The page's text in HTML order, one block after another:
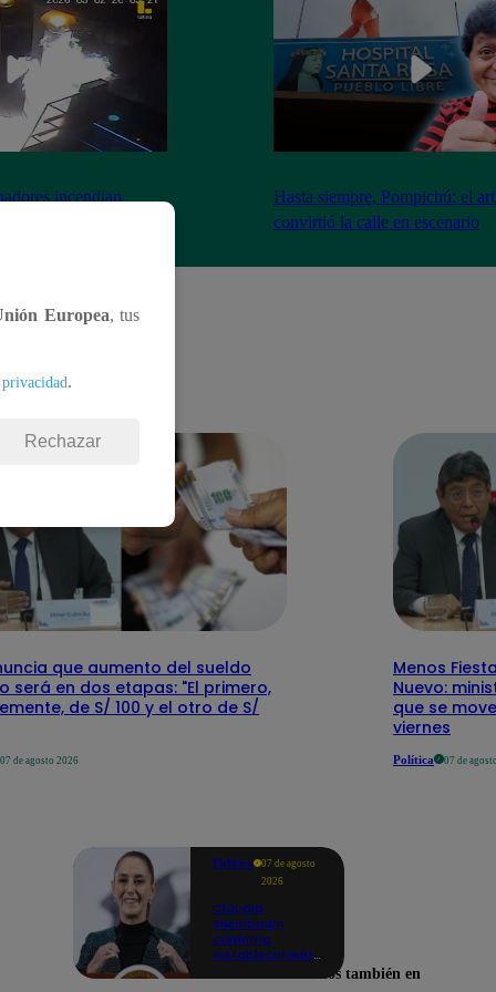
incendian
Hasta siempre, Pompichú: el
convirtió la calle en escenario
que aumento del sueldo
será en dos etapas: "El primero,
de S/ 100 y el otro de S/
07 de agosto 2026
Menos
Nuevo:
que se
viernes
Política 07 de
Política
07 de agosto
2026
Claudia
Sheinbaum
confirma
restablecimiento
Europea, tus
.
Rechazar
Encuéntranos también en